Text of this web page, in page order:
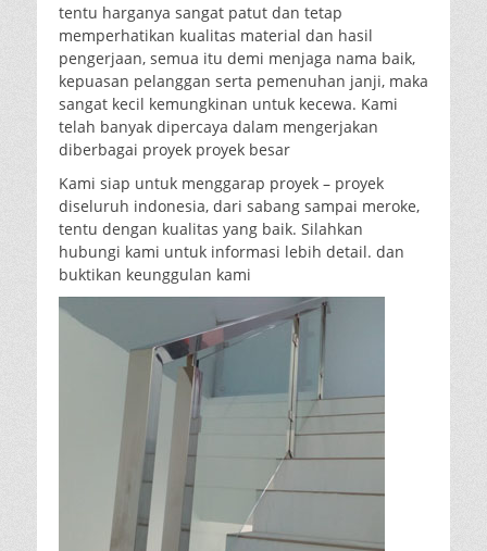
tentu harganya sangat patut dan tetap
memperhatikan kualitas material dan hasil
pengerjaan, semua itu demi menjaga nama baik,
kepuasan pelanggan serta pemenuhan janji, maka
sangat kecil kemungkinan untuk kecewa. Kami
telah banyak dipercaya dalam mengerjakan
diberbagai proyek proyek besar
Kami siap untuk menggarap proyek – proyek
diseluruh indonesia, dari sabang sampai meroke,
tentu dengan kualitas yang baik. Silahkan
hubungi kami untuk informasi lebih detail. dan
buktikan keunggulan kami